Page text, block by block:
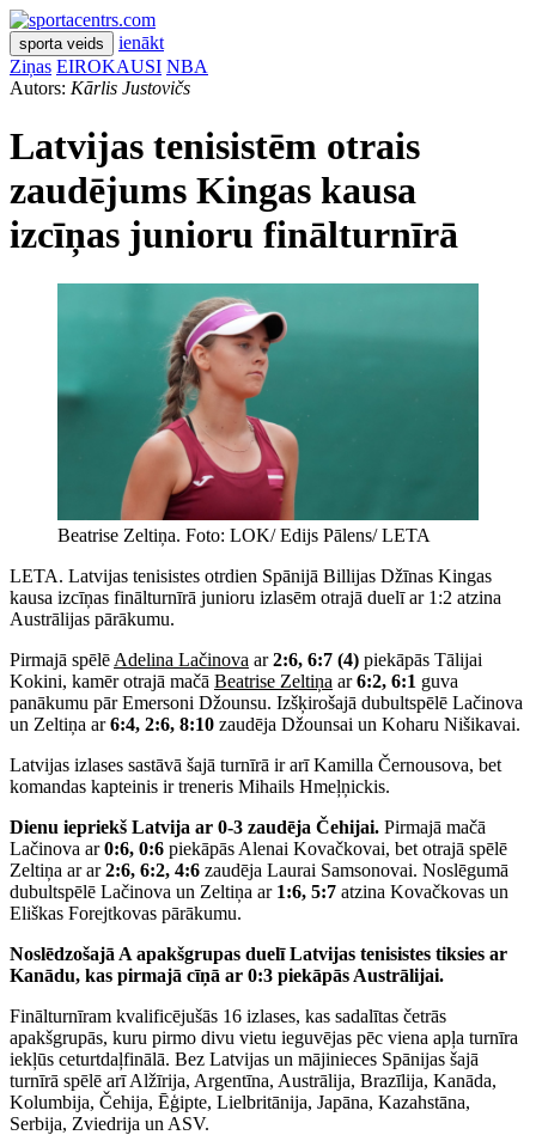
sporta veids
ienākt
Ziņas EIROKAUSI NBA
Autors: Kārlis Justovičs
Latvijas tenisistēm otrais
zaudējums Kingas kausa
izcīņas junioru finālturnīrā
Beatrise Zeltiņa. Foto: LOK/ Edijs Pālens/ LETA
LETA. Latvijas tenisistes otrdien Spānijā Billijas Džīnas Kingas
kausa izcīņas finālturnīrā junioru izlasēm otrajā duelī ar 1:2 atzina
Austrālijas pārākumu.
Pirmajā spēlē Adelina Lačinova ar2:6, 6:7 (4) piekāpās Tālijai
Kokini, kamēr otrajā mačā Beatrise Zeltiņa ar6:2, 6:1 guva
panākumu pār Emersoni Džounsu. Izšķirošajā dubultspēlē Lačinova
un Zeltiņa ar6:4, 2:6, 8:10 zaudēja Džounsai un Koharu Nišikavai.
Latvijas izlases sastāvā šajā turnīrā ir arī Kamilla Černousova, bet
komandas kapteinis ir treneris Mihails Hmeļņickis.
Dienu iepriekš Latvija ar 0-3 zaudēja Čehijai. Pirmajā mačā
Lačinova ar0:6, 0:6 piekāpās Alenai Kovačkovai, bet otrajā spēlē
Zeltiņa ar ar2:6, 6:2, 4:6 zaudēja Laurai Samsonovai. Noslēgumā
dubultspēlē Lačinova un Zeltiņa ar 1:6, 5:7 atzina Kovačkovas un
Eliškas Forejtkovas pārākumu.
Noslēdzošajā A apakšgrupas duelī Latvijas tenisistes tiksies ar
Kanādu, kas pirmajā cīņā ar 0:3 piekāpās Austrālijai.
Finālturnīram kvalificējušās 16 izlases, kas sadalītas četrās
apakšgrupās, kuru pirmo divu vietu ieguvējas pēc viena apļa turnīra
iekļūs ceturtdaļfinālā. Bez Latvijas un mājinieces Spānijas šajā
turnīrā spēlē arī Alžīrija, Argentīna, Austrālija, Brazīlija, Kanāda,
Kolumbija, Čehija, Ēģipte, Lielbritānija, Japāna, Kazahstāna,
Serbija, Zviedrija un ASV.